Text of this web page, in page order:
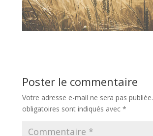
Poster le commentaire
Votre adresse e-mail ne sera pas publiée.
obligatoires sont indiqués avec *